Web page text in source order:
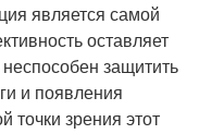
является самой
оставляет
защитить
и появления
точки зрения этот